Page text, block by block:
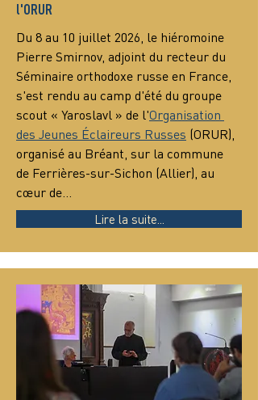
l'ORUR
Du 8 au 10 juillet 2026, le hiéromoine
Pierre Smirnov, adjoint du recteur du
Séminaire orthodoxe russe en France,
s'est rendu au camp d'été du groupe
scout « Yaroslavl » de l'Organisation
des Jeunes Éclaireurs Russes (ORUR),
organisé au Bréant, sur la commune
de Ferrières-sur-Sichon (Allier), au
cœur de…
Lire la suite...